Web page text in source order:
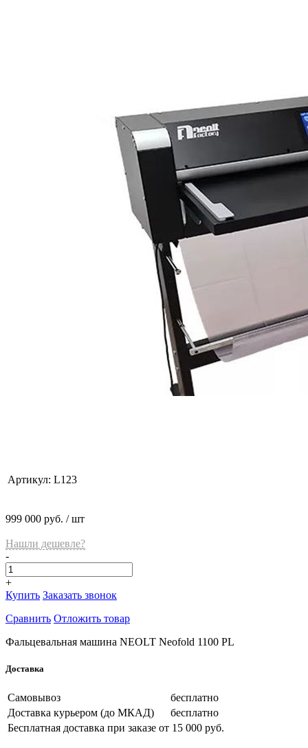
Артикул: L123
999 000 руб. / шт
Нашли дешевле?
-
+
Купить Заказать звонок
Сравнить Отложить товар
Фальцевальная машина NEOLT Neofold 1100 PL
Доставка
Самовывоз
бесплатно
Доставка курьером (до МКАД)
бесплатно
Бесплатная доставка при заказе от 15 000 руб.